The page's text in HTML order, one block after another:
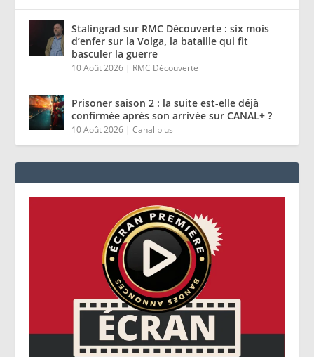
Stalingrad sur RMC Découverte : six mois
d’enfer sur la Volga, la bataille qui fit
basculer la guerre
10 Août 2026 | RMC Découverte
Prisoner saison 2 : la suite est-elle déjà
confirmée après son arrivée sur CANAL+ ?
10 Août 2026 |Canal plus